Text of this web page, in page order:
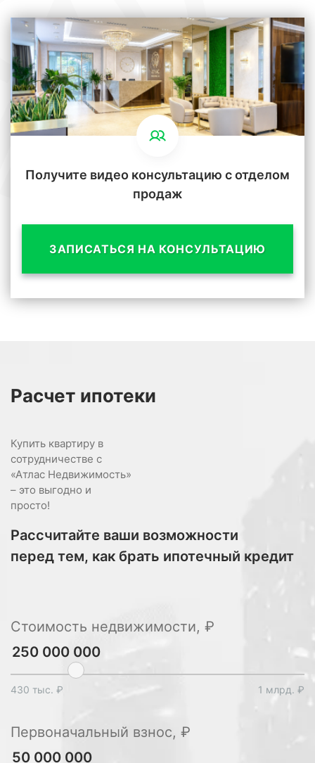
Получите видео консультацию с отделом
продаж
ЗАПИСАТЬСЯ НА КОНСУЛЬТАЦИЮ
Расчет ипотеки
Купить квартиру в
сотрудничестве с
«Атлас Недвижимость»
– это выгодно и
просто!
Рассчитайте ваши возможности
перед тем, как брать ипотечный кредит
Стоимость недвижимости, ₽
430 тыс. ₽ 1 млрд. ₽
Первоначальный взнос, ₽